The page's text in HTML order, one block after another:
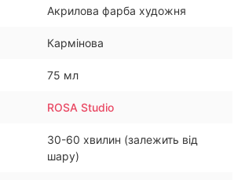
Акрилова фарба художня
Кармінова
75 мл
ROSA Studio
30-60 хвилин (залежить від
шару)